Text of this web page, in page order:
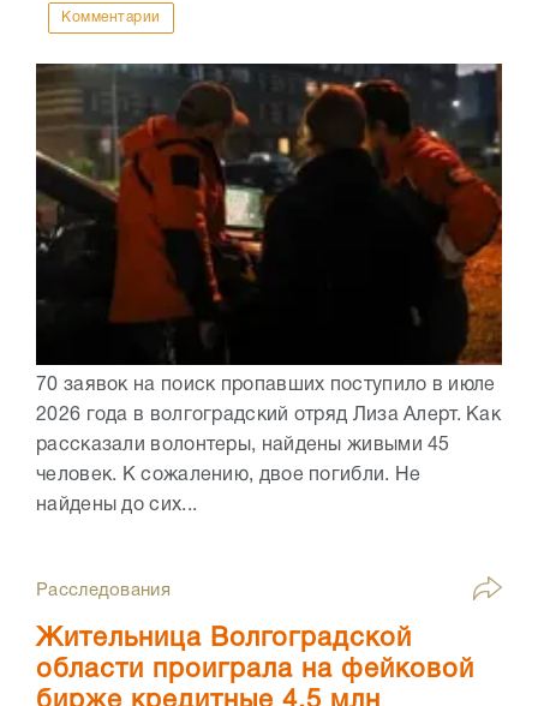
Комментарии
70 заявок на поиск пропавших поступило в июле
2026 года в волгоградский отряд Лиза Алерт. Как
рассказали волонтеры, найдены живыми 45
человек. К сожалению, двое погибли. Не
найдены до сих...
Расследования
Жительница Волгоградской
области проиграла на фейковой
бирже кредитные 4,5 млн